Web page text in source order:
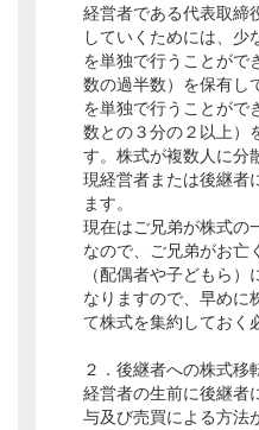
経営者である代表取締
していくためには、少
を単独で行うことがで
数の過半数）を保有し
を単独で行うことがで
数との３分の２以上）
す。株式が複数人に分
現経営者または後継者
ます。
現在はご兄弟が株式の
なので、ご兄弟がお亡
（配偶者や子どもら
なりますので、早めに
て株式を集約しておく
２．後継者への株式移
経営者の生前に後継者
与及び売買による方法